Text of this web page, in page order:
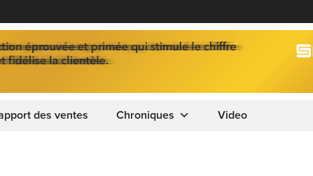
des ventes Chroniques Video